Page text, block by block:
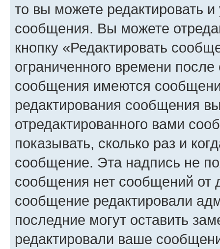
то вы можете редактировать
сообщения. Вы можете
кнопку «Редактировать
ограниченного времени
сообщения имеются
редактирования сообщения
отредактированного вами
показывать, сколько раз и
сообщение. Эта надпись не
сообщения нет сообщений от
сообщение редактировали
последние могут оставить
редактировали ваше